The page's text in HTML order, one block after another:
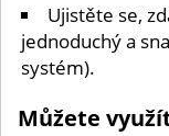
Ujistěte se,
jednoduchý a
systém).
Můžete